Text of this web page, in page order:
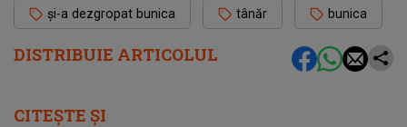
DISTRIBUIE ARTICOLUL
și-a dezgropat bunica tânăr bunica
CITEȘTE ȘI